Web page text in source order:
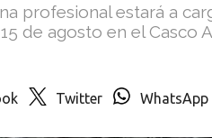
profesional estará a
de agosto en el Casco
Twitter WhatsApp